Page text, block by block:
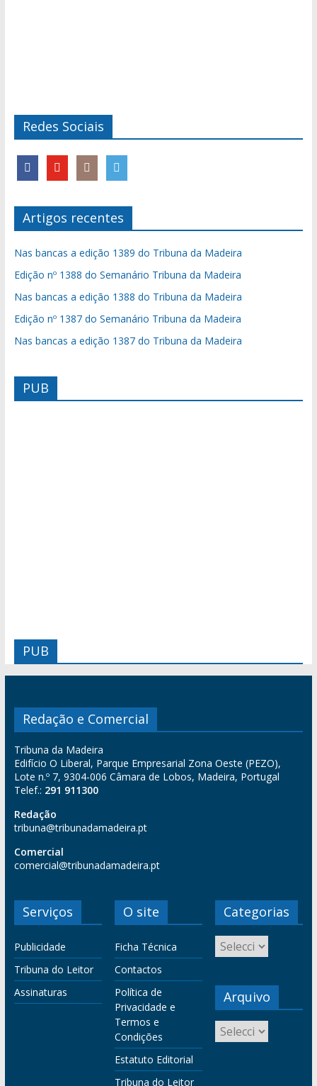
Redes Sociais
Artigos recentes
Nas bancas a edição 1389 do Tribuna da Madeira
Edição nº 1388 do Semanário Tribuna da Madeira
Nas bancas a edição 1388 do Tribuna da Madeira
Edição nº 1387 do Semanário Tribuna da Madeira
Nas bancas a edição 1387 do Tribuna da Madeira
PUB
PUB
Redação e Comercial
Tribuna da Madeira
Edifício O Liberal, Parque Empresarial Zona Oeste (PEZO),
Lote n.º 7, 9304-006 Câmara de Lobos, Madeira, Portugal
Telef.: 291 911300
Redação
tribuna@tribunadamadeira.pt
Comercial
comercial@tribunadamadeira.pt
Serviços
Publicidade
Tribuna do Leitor
Assinaturas
O site
Ficha Técnica
Contactos
Política de
Privacidade e
Termos e
Condições
Estatuto Editorial
Tribuna do Leitor
Categorias
Arquivo